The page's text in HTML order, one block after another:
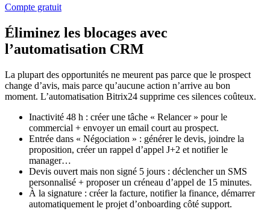
Compte gratuit
Éliminez les blocages avec
l’automatisation CRM
La plupart des opportunités ne meurent pas parce que le prospect
change d’avis, mais parce qu’aucune action n’arrive au bon
moment. L’automatisation Bitrix24 supprime ces silences coûteux.
Inactivité 48 h : créer une tâche « Relancer » pour le
commercial + envoyer un email court au prospect.
Entrée dans « Négociation » : générer le devis, joindre la
proposition, créer un rappel d’appel J+2 et notifier le
manager…
Devis ouvert mais non signé 5 jours : déclencher un SMS
personnalisé + proposer un créneau d’appel de 15 minutes.
À la signature : créer la facture, notifier la finance, démarrer
automatiquement le projet d’onboarding côté support.